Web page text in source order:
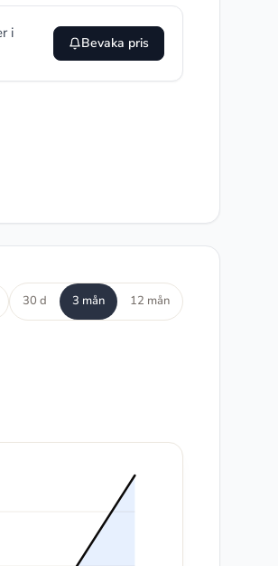
i
Bevaka pris
30 d 3 mån 12 mån